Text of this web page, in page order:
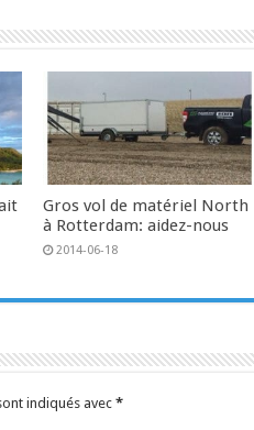
Gros vol de matériel North
à Rotterdam: aidez-nous
2014-06-18
indiqués avec *